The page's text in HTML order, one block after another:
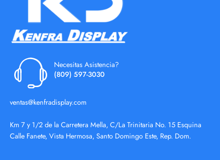
Necesitas Asistencia?
(809) 597-3030
ventas@kenfradisplay.com
Km 7 y 1/2 de la Carretera Mella, C/La Trinitaria No. 15 Esquina
Calle Fanete, Vista Hermosa, Santo Domingo Este, Rep. Dom.